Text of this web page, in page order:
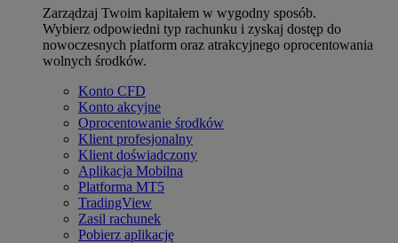
Zarządzaj Twoim kapitałem w wygodny sposób.
Wybierz odpowiedni typ rachunku i zyskaj dostęp do
nowoczesnych platform oraz atrakcyjnego oprocentowania
wolnych środków.
Konto CFD
Konto akcyjne
Oprocentowanie środków
Klient profesjonalny
Klient doświadczony
Aplikacja Mobilna
Platforma MT5
TradingView
Zasil rachunek
Pobierz aplikację